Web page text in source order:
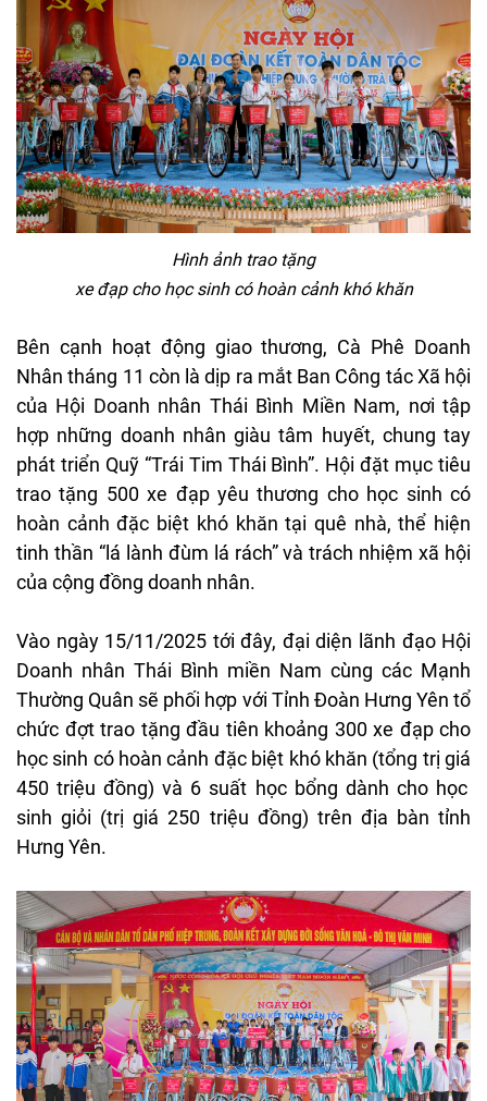
Hình ảnh trao tặng
xeđạp cho họcsinh có hoàncảnh khó khăn
Bên cạnh hoạt động giaothương, Cà Phê Doanh
Nhân tháng 11 còn là dịp ra mắt Ban Công tác Xã hội
của Hội Doanh nhân Thái Bình Miền Nam, nơi tập
hợp những doanh nhân giàu tâm huyết, chung tay
phát triển Quỹ “Trái Tim Thái Bình”. Hộiđặt mụctiêu
trao tặng 500 xe đạpyêu thương chohọc sinhcó
hoàn cảnhđặc biệt khó khăn tại quê nhà, thể hiện
tinh thần “lá lành đùm lá rách”và trách nhiệmxã hội
của cộng đồng doanh nhân.
Vào ngày15/11/2025 tớiđây, đại diện lãnh đạo Hội
Doanh nhân Thái Bình miền Nam cùng các Mạnh
Thường Quân sẽ phối hợp với Tỉnh Đoàn Hưng Yên tổ
chức đợt trao tặng đầu tiên khoảng 300 xe đạp cho
học sinh có hoàn cảnh đặc biệt khó khăn (tổng trịgiá
450 triệuđồng)và 6 suất học bổng dành chohọc
sinh giỏi (trịgiá 250 triệu đồng) trên địa bàn tỉnh
Hưng Yên.